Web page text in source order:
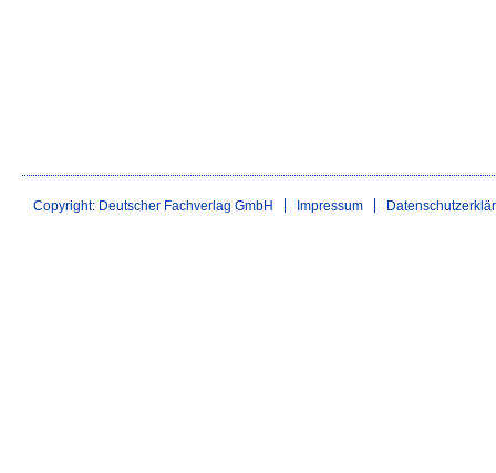
Copyright: Deutscher Fachverlag GmbH Impressum